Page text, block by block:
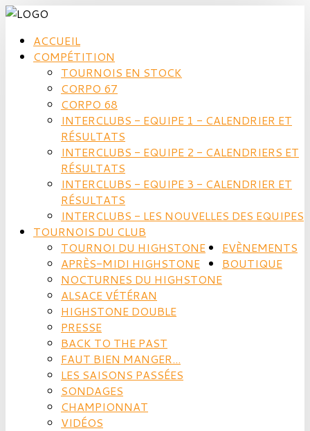
ACCUEIL
COMPÉTITION
TOURNOIS EN STOCK
CORPO 67
CORPO 68
INTERCLUBS - EQUIPE 1 - CALENDRIER ET
RÉSULTATS
INTERCLUBS - EQUIPE 2 - CALENDRIERS ET
RÉSULTATS
INTERCLUBS - EQUIPE 3 - CALENDRIER ET
RÉSULTATS
INTERCLUBS - LES NOUVELLES DES EQUIPES
TOURNOIS DU CLUB
TOURNOI DU HIGHSTONE
APRÈS-MIDI HIGHSTONE
NOCTURNES DU HIGHSTONE
ALSACE VÉTÉRAN
HIGHSTONE DOUBLE
EVÈNEMENTS
PRESSE
BACK TO THE PAST
FAUT BIEN MANGER...
LES SAISONS PASSÉES
SONDAGES
CHAMPIONNAT
VIDÉOS
BOUTIQUE